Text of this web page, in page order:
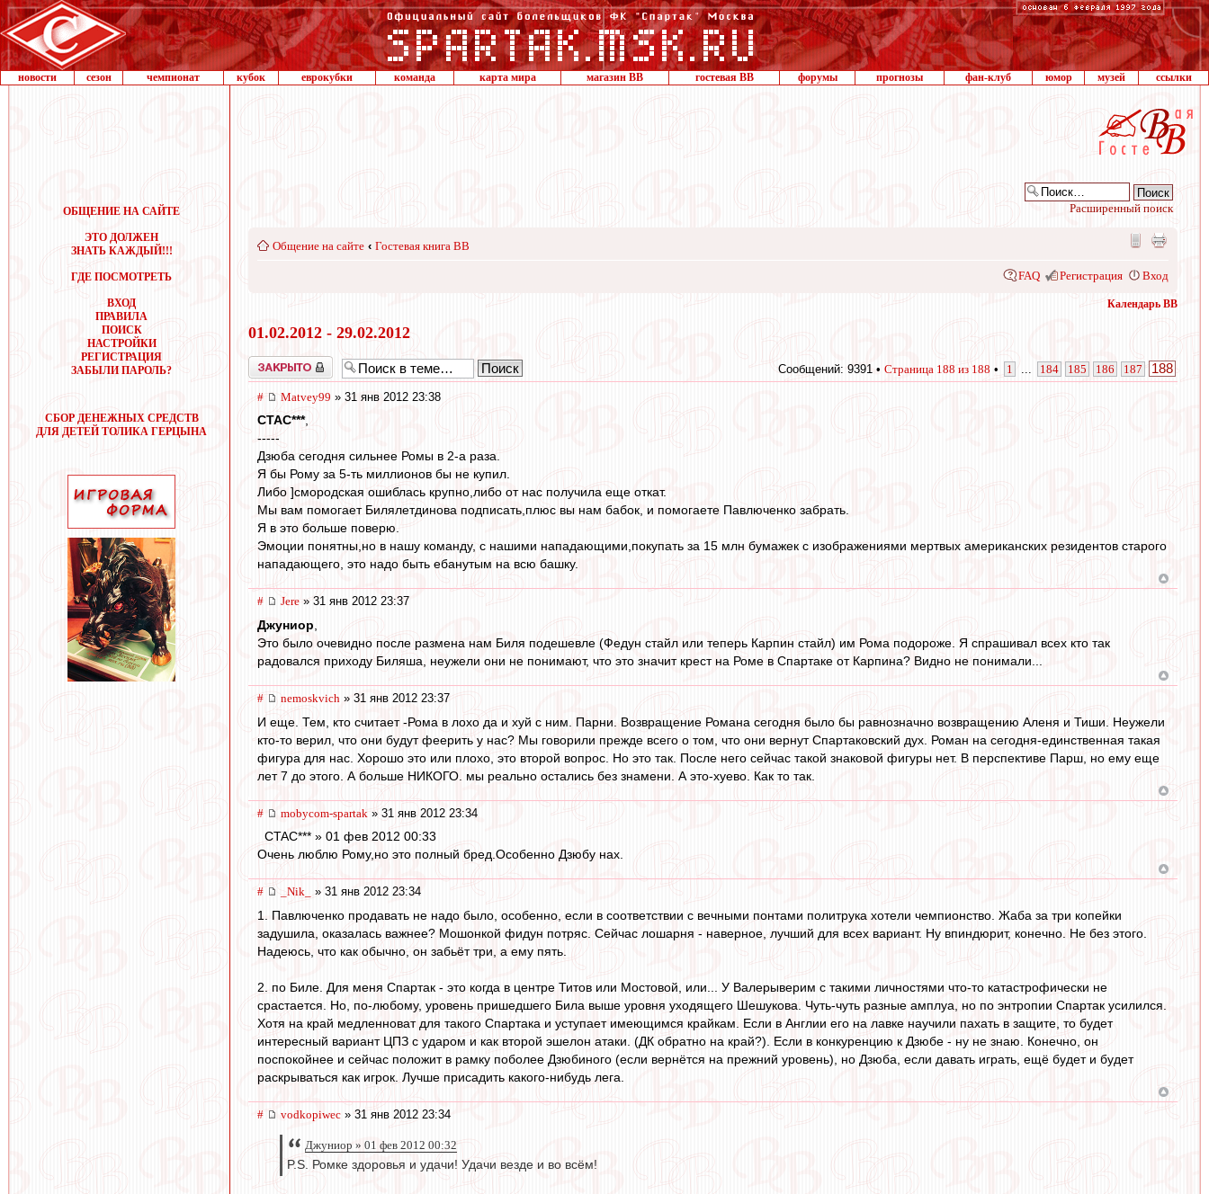
новости сезон чемпионат кубок еврокубки команда карта мира магазин ВВ гостевая ВВ форумы прогнозы фан-клуб юмор музей ссылки
ОБЩЕНИЕ НА САЙТЕ
ЭТО ДОЛЖЕН
ЗНАТЬ КАЖДЫЙ!!!
ГДЕ ПОСМОТРЕТЬ
ВХОД
ПРАВИЛА
ПОИСК
НАСТРОЙКИ
РЕГИСТРАЦИЯ
ЗАБЫЛИ ПАРОЛЬ?
СБОР ДЕНЕЖНЫХ СРЕДСТВ
ДЛЯ ДЕТЕЙ ТОЛИКА ГЕРЦЫНА
Расширенный поиск
Общение на сайте ‹ Гостевая книга ВВ
FAQ Регистрация Вход
Календарь ВВ
01.02.2012 - 29.02.2012
Закрыто Сообщений: 9391 • Страница 188 из 188 • 1 184 185 186 187 188
# Matvey99 » 31 янв 2012 23:38
CTAC***,
-----
Дзюба сегодня сильнее Ромы в 2-а раза.
Я бы Рому за 5-ть миллионов бы не купил.
Либо ]смородская ошиблась крупно,либо от нас получила еще откат.
Мы вам помогает Билялетдинова подписать,плюс вы нам бабок, и помогаете Павлюченко забрать.
Я в это больше поверю.
Эмоции понятны,но в нашу команду, с нашими нападающими,покупать за 15 млн бумажек с изображениями мертвых американских резидентов старого
нападающего, это надо быть ебанутым на всю башку.
# Jere » 31 янв 2012 23:37
Джуниор
Это было очевидно после размена нам Биля подешевле (Федун стайл или теперь Карпин стайл) им Рома подороже. Я спрашивал всех кто так
радовался приходу Биляша, неужели они не понимают, что это значит крест на Роме в Спартаке от Карпина? Видно не понимали...
# nemoskvich » 31 янв 2012 23:37
И еще. Тем, кто считает -Рома в лохо да и хуй с ним. Парни. Возвращение Романа сегодня было бы равнозначно возвращению Аленя и Тиши. Неужели
кто-то верил, что они будут феерить у нас? Мы говорили прежде всего о том, что они вернут Спартаковский дух. Роман на сегодня-единственная такая
фигура для нас. Хорошо это или плохо, это второй вопрос. Но это так. После него сейчас такой знаковой фигуры нет. В перспективе Парш, но ему еще
лет 7 до этого. А больше НИКОГО. мы реально остались без знамени. А это-хуево. Как то так.
# mobycom-spartak » 31 янв 2012 23:34
CTAC*** » 01 фев 2012 00:33
Очень люблю Рому,но это полный бред.Особенно Дзюбу нах.
# _Nik_ » 31 янв 2012 23:34
1. Павлюченко продавать не надо было, особенно, если в соответствии с вечными понтами политрука хотели чемпионство. Жаба за три копейки
задушила, оказалась важнее? Мошонкой фидун потряс. Сейчас лошарня - наверное, лучший для всех вариант. Ну впиндюрит, конечно. Не без этого.
Надеюсь, что как обычно, он забьёт три, а ему пять.
2. по Биле. Для меня Спартак - это когда в центре Титов или Мостовой, или... У Валерыверим с такими личностями что-то катастрофически не
срастается. Но, по-любому, уровень пришедшего Била выше уровня уходящего Шешукова. Чуть-чуть разные амплуа, но по энтропии Спартак усилился.
Хотя на край медленноват для такого Спартака и уступает имеющимся крайкам. Если в Англии его на лавке научили пахать в защите, то будет
интересный вариант ЦПЗ с ударом и как второй эшелон атаки. (ДК обратно на край?). Если в конкуренцию к Дзюбе - ну не знаю. Конечно, он
поспокойнее и сейчас положит в рамку поболее Дзюбиного (если вернётся на прежний уровень), но Дзюба, если давать играть, ещё будет и будет
раскрываться как игрок. Лучше присадить какого-нибудь лега.
# vodkopiwec » 31 янв 2012 23:34
Джуниор » 01 фев 2012 00:32
P.S. Ромке здоровья и удачи! Удачи везде и во всём!